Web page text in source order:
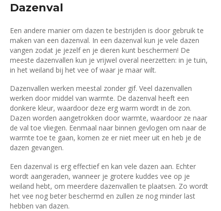
Dazenval
Een andere manier om dazen te bestrijden is door gebruik te
maken van een dazenval. In een dazenval kun je vele dazen
vangen zodat je jezelf en je dieren kunt beschermen! De
meeste dazenvallen kun je vrijwel overal neerzetten: in je tuin,
in het weiland bij het vee of waar je maar wilt.
Dazenvallen werken meestal zonder gif. Veel dazenvallen
werken door middel van warmte. De dazenval heeft een
donkere kleur, waardoor deze erg warm wordt in de zon.
Dazen worden aangetrokken door warmte, waardoor ze naar
de val toe vliegen. Eenmaal naar binnen gevlogen om naar de
warmte toe te gaan, komen ze er niet meer uit en heb je de
dazen gevangen.
Een dazenval is erg effectief en kan vele dazen aan. Echter
wordt aangeraden, wanneer je grotere kuddes vee op je
weiland hebt, om meerdere dazenvallen te plaatsen. Zo wordt
het vee nog beter beschermd en zullen ze nog minder last
hebben van dazen.